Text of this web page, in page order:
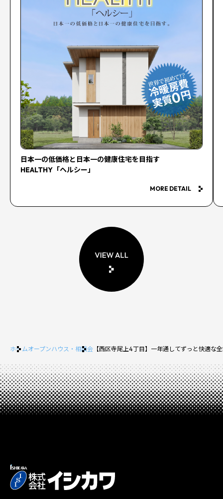
日本一の低価格と日本一の健康住宅を目指す
HEALTHY「ヘルシー」
MORE DETAIL
ホームオープンハウス・相談会 【西区寺尾上4丁目】一年通してずっと快適な